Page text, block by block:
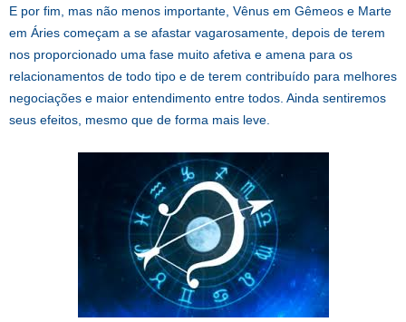
E por fim, mas não menos importante, Vênus em Gêmeos e Marte
em Áries começam a se afastar vagarosamente, depois de terem
nos proporcionado uma fase muito afetiva e amena para os
relacionamentos de todo tipo e de terem contribuído para melhores
negociações e maior entendimento entre todos. Ainda sentiremos
seus efeitos, mesmo que de forma mais leve.